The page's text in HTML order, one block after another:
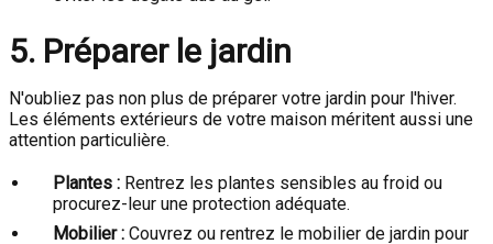
5. Préparer le jardin
N'oubliez pas non plus de préparer votre jardin pour l'hiver.
Les éléments extérieurs de votre maison méritent aussi une
attention particulière.
Plantes : Rentrez les plantes sensibles au froid ou
procurez-leur une protection adéquate.
Mobilier : Couvrez ou rentrez le mobilier de jardin pour